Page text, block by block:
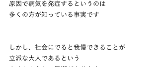
原因で病気を発症するというのは
多くの方が知っている事実です
しかし、社会にでると我慢できることが
立派な大人であるという